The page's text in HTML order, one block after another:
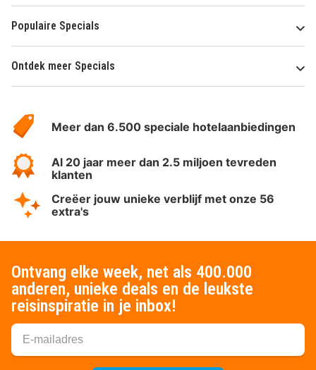
Populaire Specials
Ontdek meer Specials
HotelSpecials
Meer dan 6.500 speciale hotelaanbiedingen
Al 20 jaar meer dan 2.5 miljoen tevreden
klanten
Creëer jouw unieke verblijf met onze 56
extra's
Ontvang elke week, net als 400.000
anderen, unieke deals en de leukste
reisinspiratie in je inbox!